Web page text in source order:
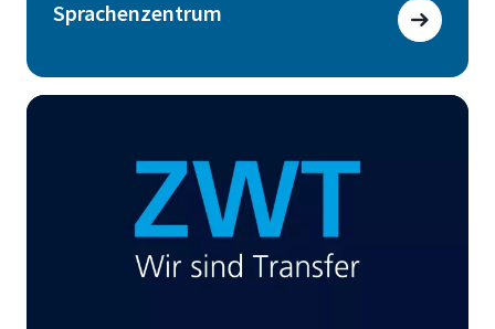
Sprachenzentrum